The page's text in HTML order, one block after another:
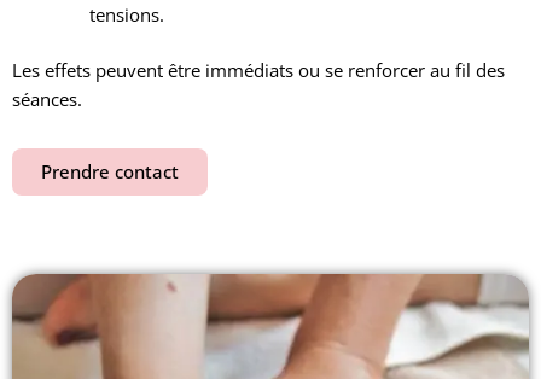
tensions.
Les effets peuvent être immédiats ou se renforcer au fil des
séances.
Prendre contact